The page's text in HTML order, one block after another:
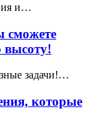
и…
сможете
высоту!
задачи!…
которые